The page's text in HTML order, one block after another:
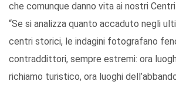
che comunque danno vita ai nostri
“Se si analizza quanto accaduto negli
centri storici, le indagini fotografano
contraddittori, sempre estremi: ora
richiamo turistico, ora luoghi